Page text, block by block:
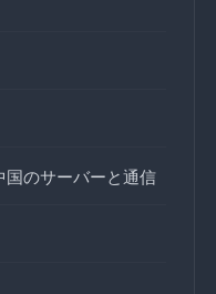
国のサーバーと通信